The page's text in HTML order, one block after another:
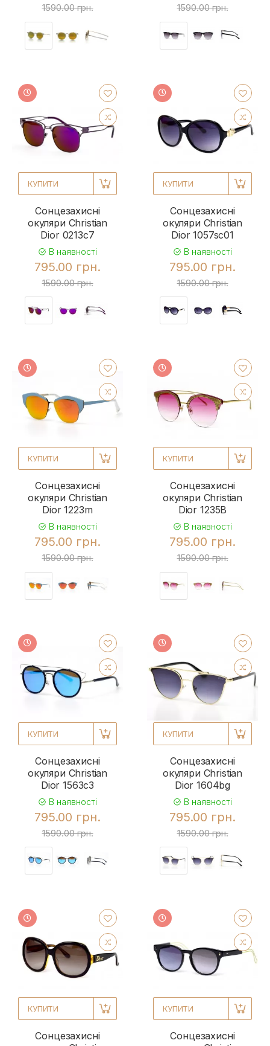
1590.00 грн. 1590.00 грн.
КУПИТИ
Сонцезахисні
окуляри Christian
Dior 0213c7
В наявності
795.00 грн.
1590.00 грн.
КУПИТИ
Сонцезахисні
окуляри Christian
Dior 1057sc01
В наявності
795.00 грн.
1590.00 грн.
КУПИТИ
Сонцезахисні
окуляри Christian
Dior 1223m
В наявності
795.00 грн.
1590.00 грн.
КУПИТИ
Сонцезахисні
окуляри Christian
Dior 1235B
В наявності
795.00 грн.
1590.00 грн.
КУПИТИ
Сонцезахисні
окуляри Christian
Dior 1563c3
В наявності
795.00 грн.
1590.00 грн.
КУПИТИ
Сонцезахисні
окуляри Christian
Dior 1604bg
В наявності
795.00 грн.
1590.00 грн.
КУПИТИ
Сонцезахисні
КУПИТИ
Сонцезахисні